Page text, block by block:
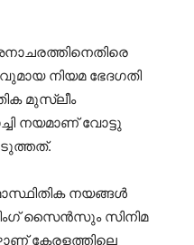
നിയമ ഭേദഗതി
മുസ്ലീം
നയമാണ് വോട്ടു
നയങ്ങള്‍
സൈന്‍സും സിനിമ
കേരളത്തിലെ